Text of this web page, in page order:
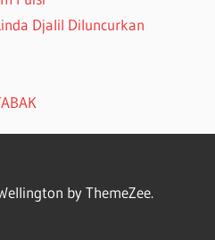
Djalil Diluncurkan
by ThemeZee.